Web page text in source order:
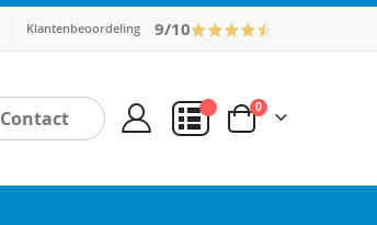
Klantenbeoordeling 9/10
Contact Cart
0producten